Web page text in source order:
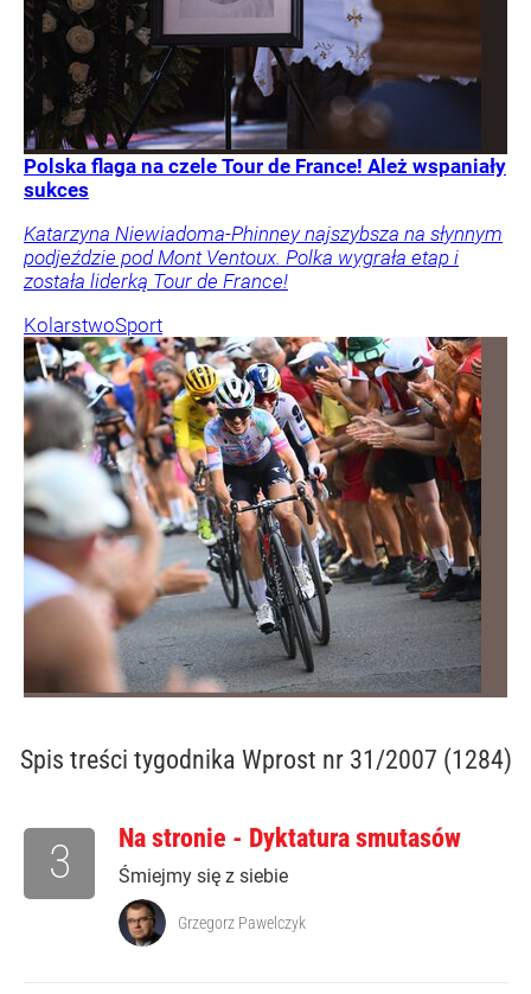
Polska flaga na czele Tour de France! Ależ wspaniały
sukces
Katarzyna Niewiadoma-Phinney najszybsza na słynnym
podjeździe pod Mont Ventoux. Polka wygrała etap i
została liderką Tour de France!
KolarstwoSport
Spis treści tygodnika Wprost nr 31/2007 (1284)
Na stronie - Dyktatura smutasów
Śmiejmy się z siebie
3
Grzegorz Pawelczyk